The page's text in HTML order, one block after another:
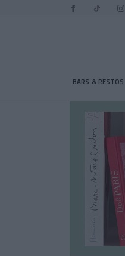
BARS & RESTOS